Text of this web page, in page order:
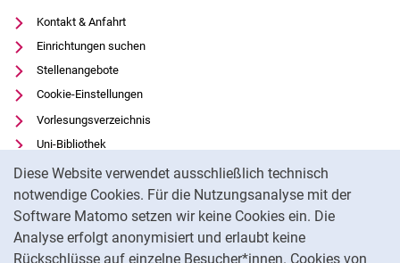
Diese Website verwendet ausschließlich technisch
notwendige Cookies. Für die Nutzungsanalyse mit der
Software Matomo setzen wir keine Cookies ein. Die
Analyse erfolgt anonymisiert und erlaubt keine
Rückschlüsse auf einzelne Besucher*innen. Cookies von
Kontakt & Anfahrt
Einrichtungen suchen
Stellenangebote
Cookie-Einstellungen
Vorlesungsverzeichnis
Uni-Bibliothek
Moodle
Panopto
Datenschutz
Barrierefreiheit